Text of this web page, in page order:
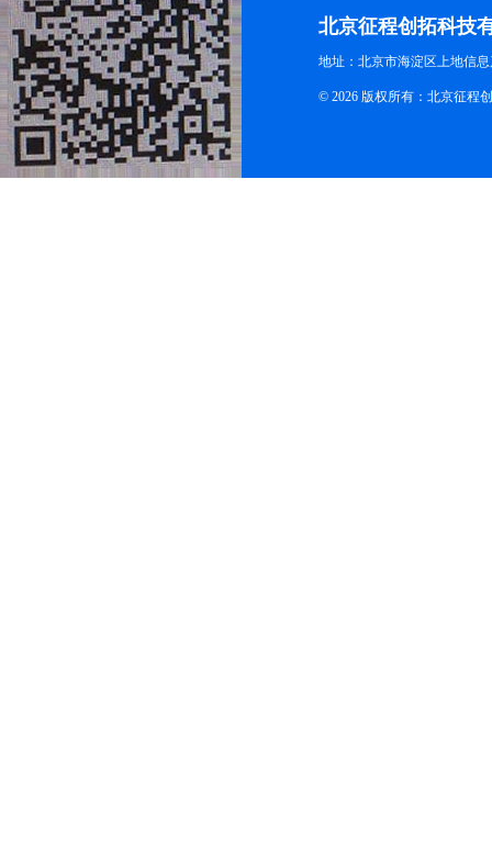
北京征程创拓科技
地址：北京市海淀区上地信
© 2026 版权所有：北京征程